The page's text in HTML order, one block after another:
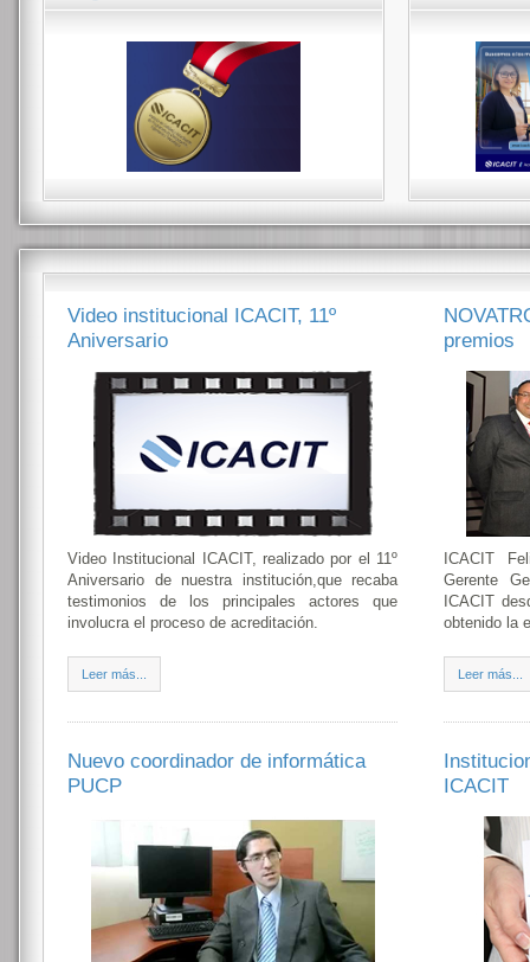
Video institucional ICACIT, 11º
Aniversario
Video Institucional ICACIT, realizado por el 11º
Aniversario de nuestra institución,que recaba
testimonios de los principales actores que
involucra el proceso de acreditación.
Leer más...
premios
ICACIT
Gerente
ICACIT
obtenido la
Leer más...
Nuevo coordinador de informática
PUCP
ICACIT